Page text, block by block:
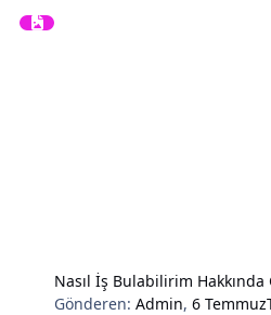
Nasıl İş Bulabilirim
Gönderen:Admin,6 Temmuz